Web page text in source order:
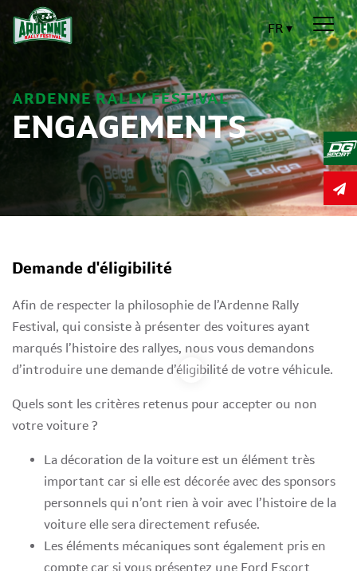
FR
ARDENNE RALLY FESTIVAL
ENGAGEMENTS
Demande d'éligibilité
Afin de respecter la philosophie de l’Ardenne Rally
Festival, qui consiste à présenter des voitures ayant
marqués l’histoire des rallyes, nous vous demandons
d’introduire une demande d’éligibilité de votre véhicule.
Quels sont les critères retenus pour accepter ou non
votre voiture ?
La décoration de la voiture est un élément très
important car si elle est décorée avec des sponsors
personnels qui n’ont rien à voir avec l’histoire de la
voiture elle sera directement refusée.
Les éléments mécaniques sont également pris en
compte car si vous présentez une Ford Escort